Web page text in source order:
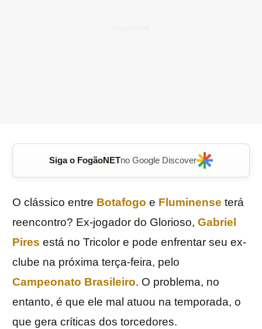
Siga o FogãoNETno Google Discover
O clássico entre Botafogo e Fluminense terá
reencontro? Ex-jogador do Glorioso, Gabriel
Pires está no Tricolor e pode enfrentar seu ex-
clube na próxima terça-feira, pelo
Campeonato Brasileiro. O problema, no
entanto, é que ele mal atuou na temporada, o
que gera críticas dos torcedores.